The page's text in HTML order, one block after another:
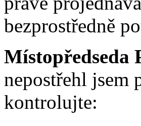
bezprostředně
Místopředseda
nepostřehl jsem
kontrolujte: